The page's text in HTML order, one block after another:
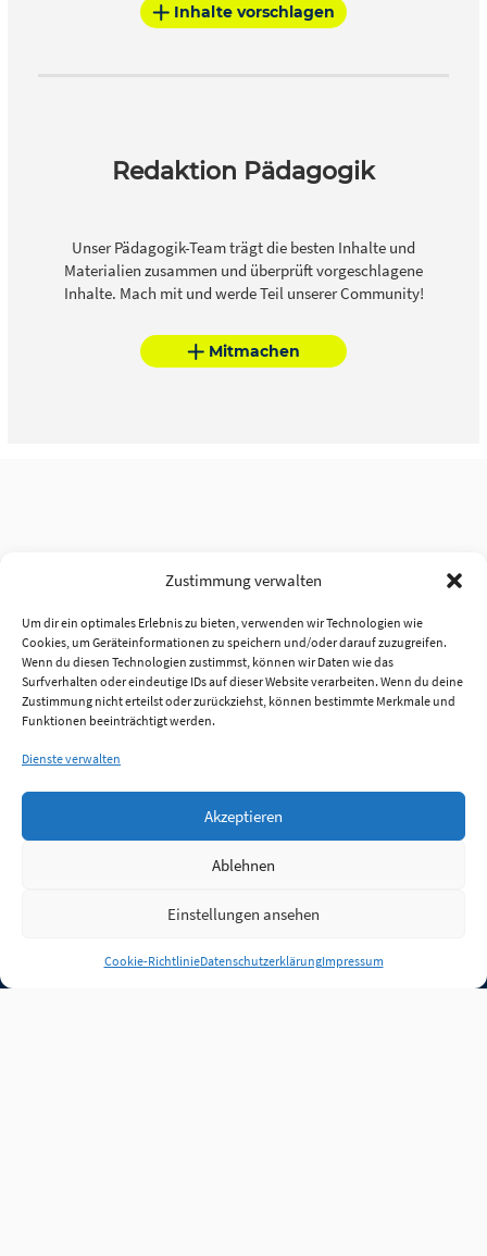
Zustimmung verwalten
Um dir ein optimales Erlebnis zu bieten, verwenden wir Technologien wie
Cookies, um Geräteinformationen zu speichern und/oder darauf zuzugreifen.
Wenn du diesen Technologien zustimmst, können wir Daten wie das
Surfverhalten oder eindeutige IDs auf dieser Website verarbeiten. Wenn du deine
Zustimmung nicht erteilst oder zurückziehst, können bestimmte Merkmale und
Funktionen beeinträchtigt werden.
Dienste verwalten
Akzeptieren
Ablehnen
Einstellungen ansehen
Cookie-RichtlinieDatenschutzerklärungImpressum
Inhalte vorschlagen
Redaktion Pädagogik
Unser Pädagogik-Team trägt die besten Inhalte und
Materialien zusammen und überprüft vorgeschlagene
Inhalte. Mach mit und werde Teil unserer Community!
Mitmachen
Anmelden
Jobs Partner FAQ Quellen